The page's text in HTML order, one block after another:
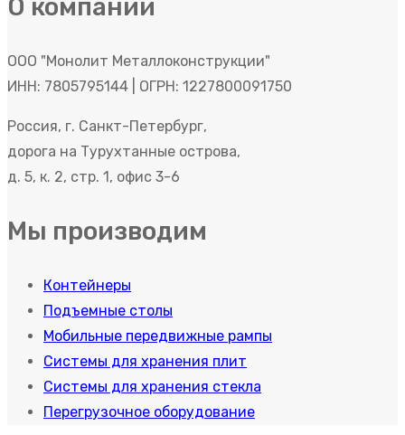
О компании
ООО "Монолит Металлоконструкции"
ИНН: 7805795144 | ОГРН: 1227800091750
Россия, г. Санкт-Петербург,
дорога на Турухтанные острова,
д. 5, к. 2, стр. 1, офис 3-6
Мы производим
Контейнеры
Подъемные столы
Мобильные передвижные рампы
Системы для хранения плит
Системы для хранения стекла
Перегрузочное оборудование